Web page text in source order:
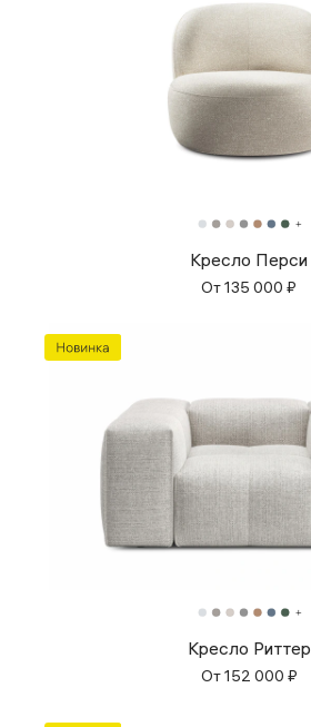
Кресло Перси
От135 000 ₽
Кресло Риттер
От152 000 ₽